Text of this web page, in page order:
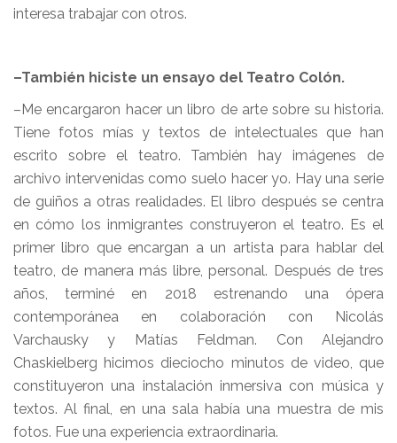
interesa trabajar con otros.
–También hiciste un ensayo del Teatro Colón.
–Me encargaron hacer un libro de arte sobre su historia.
Tiene fotos mías y textos de intelectuales que han
escrito sobre el teatro. También hay imágenes de
archivo intervenidas como suelo hacer yo. Hay una serie
de guiños a otras realidades. El libro después se centra
en cómo los inmigrantes construyeron el teatro. Es el
primer libro que encargan a un artista para hablar del
teatro, de manera más libre, personal. Después de tres
años, terminé en 2018 estrenando una ópera
contemporánea en colaboración con Nicolás
Varchausky y Matías Feldman. Con Alejandro
Chaskielberg hicimos dieciocho minutos de video, que
constituyeron una instalación inmersiva con música y
textos. Al final, en una sala había una muestra de mis
fotos. Fue una experiencia extraordinaria.